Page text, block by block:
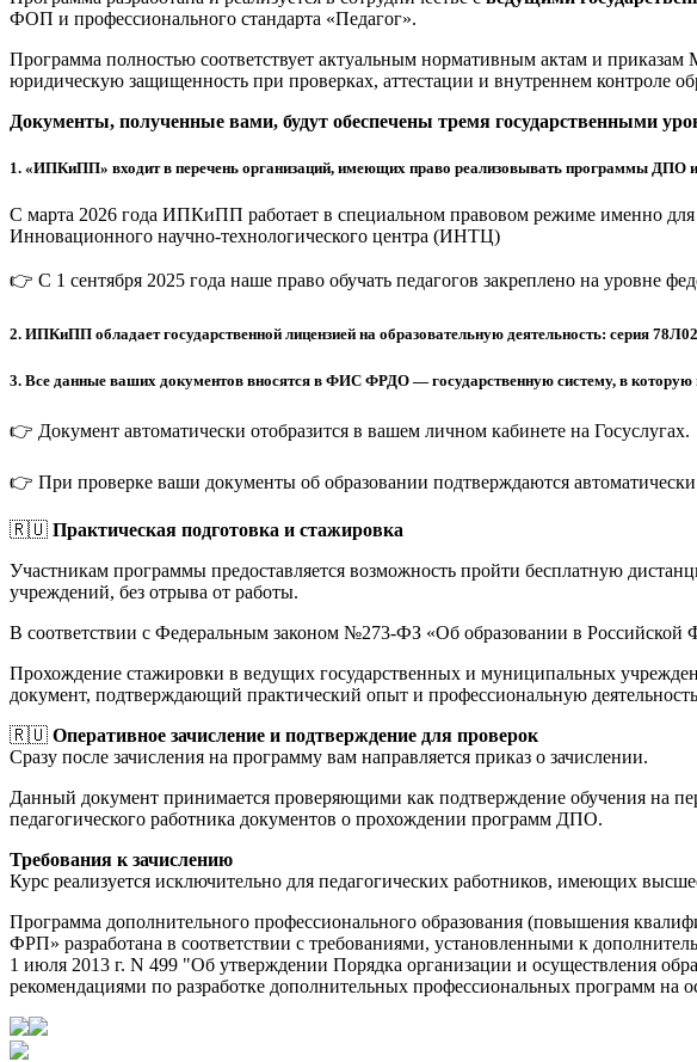
ФОП и профессионального стандарта «Педагог».
Программа полностью соответствует актуальным нормативным актам и
юридическую защищенность при проверках, аттестации и внутреннем контроле
Документы, полученные вами, будут обеспечены тремя государственными
1. «ИПКиПП» входит в перечень организаций, имеющих право реализовывать программы ДПО
С марта 2026 года ИПКиПП работает в специальном правовом режиме именно
Инновационного научно-технологического центра (ИНТЦ)
👉 С 1 сентября 2025 года наше право обучать педагогов закреплено на уровне
2. ИПКиПП обладает государственной лицензией на образовательную деятельность: серия
3. Все данные ваших документов вносятся в ФИС ФРДО — государственную систему, в которую
👉 Документ автоматически отобразится в вашем личном кабинете на Госуслугах.
👉 При проверке ваши документы об образовании подтверждаются
🇷🇺 Практическая подготовка и стажировка
Участникам программы предоставляется возможность пройти бесплатную
учреждений, без отрыва от работы.
В соответствии с Федеральным законом №273-ФЗ «Об образовании в Российской
Прохождение стажировки в ведущих государственных и муниципальных
документ, подтверждающий практический опыт и профессиональную
🇷🇺 Оперативное зачисление и подтверждение для проверок
Сразу после зачисления на программу вам направляется приказ о зачислении.
Данный документ принимается проверяющими как подтверждение обучения на
педагогического работника документов о прохождении программ ДПО.
Требования к зачислению
Курс реализуется исключительно для педагогических работников, имеющих
Программа дополнительного профессионального образования (повышения
ФРП» разработана в соответствии с требованиями, установленными к
1 июля 2013 г. N 499 "Об утверждении Порядка организации и осуществления
рекомендациями по разработке дополнительных профессиональных программ на